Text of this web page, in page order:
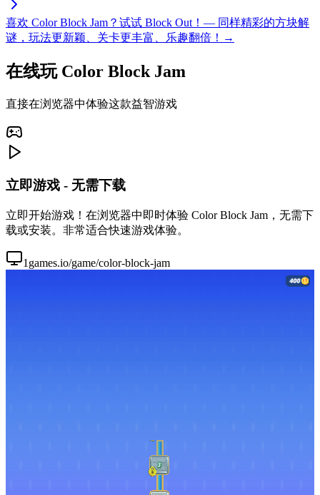
喜欢 Color Block Jam？试试 Block Out！— 同样精彩的方块解
谜，玩法更新颖、关卡更丰富、乐趣翻倍！→
在线玩 Color Block Jam
直接在浏览器中体验这款益智游戏
立即游戏 - 无需下载
立即开始游戏！在浏览器中即时体验 Color Block Jam，无需下
载或安装。非常适合快速游戏体验。
1games.io/game/color-block-jam